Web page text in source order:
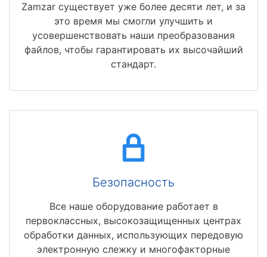
Zamzar существует уже более десяти лет, и за
это время мы смогли улучшить и
усовершенствовать наши преобразования
файлов, чтобы гарантировать их высочайший
стандарт.
Безопасность
Все наше оборудование работает в
первоклассных, высокозащищенных центрах
обработки данных, использующих передовую
электронную слежку и многофакторные